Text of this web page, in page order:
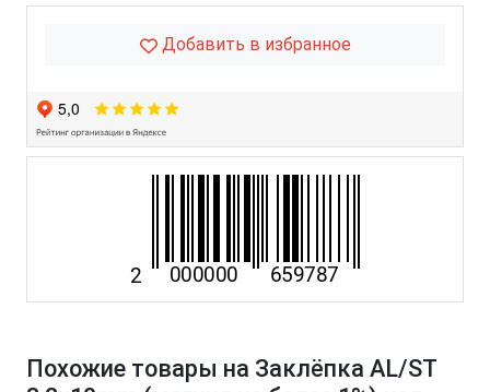
Добавить в избранное
Похожие товары на Заклёпка AL/ST